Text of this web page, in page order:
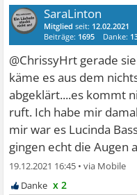
SaraLinton
Mitglied seit: 12.02.2021
Beiträge: 1695 Danke:
@ChrissyHrt gerade
käme es aus dem
abgeklärt....es kommt
ruft. Ich habe mir
mir war es Lucinda
gingen echt die Augen
19.12.2021 16:45 •
x 2